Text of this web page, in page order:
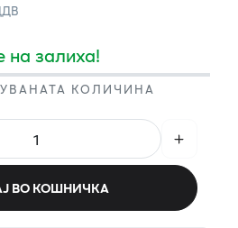
на залиха!
КОЛИЧИНА
ВО КОШНИЧКА